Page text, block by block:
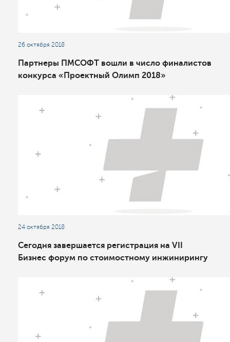
26 октября 2018
Партнеры ПМСОФТ вошли в число финалистов
конкурса «Проектный Олимп 2018»
24 октября 2018
Сегодня завершается регистрация на VII
Бизнес форум по стоимостному инжинирингу